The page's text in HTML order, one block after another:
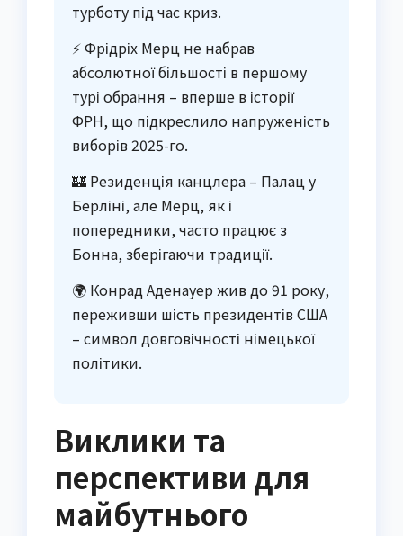
турботу під час криз.
⚡ Фрідріх Мерц не набрав
абсолютної більшості в першому
турі обрання – вперше в історії
ФРН, що підкреслило напруженість
виборів 2025-го.
🏰 Резиденція канцлера – Палац у
Берліні, але Мерц, як і
попередники, часто працює з
Бонна, зберігаючи традиції.
🌍 Конрад Аденауер жив до 91 року,
переживши шість президентів США
– символ довговічності німецької
політики.
Виклики та
перспективи для
майбутнього